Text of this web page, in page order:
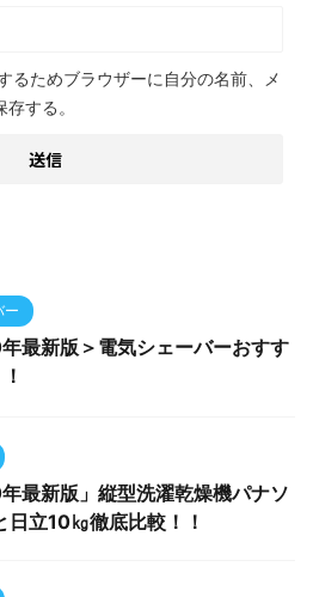
るためブラウザーに自分の名前、メ
する。
ー
最新版＞電気シェーバーおすす
最新版」縦型洗濯乾燥機パナソ
日立10㎏徹底比較！！